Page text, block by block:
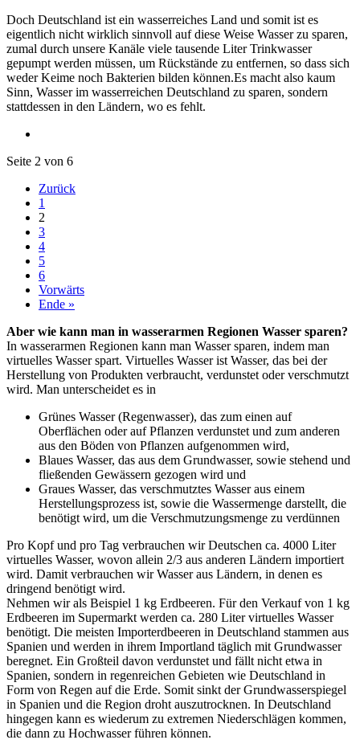
Doch Deutschland ist ein wasserreiches Land und somit ist es
eigentlich nicht wirklich sinnvoll auf diese Weise Wasser zu sparen,
zumal durch unsere Kanäle viele tausende Liter Trinkwasser
gepumpt werden müssen, um Rückstände zu entfernen, so dass sich
weder Keime noch Bakterien bilden können.Es macht also kaum
Sinn, Wasser im wasserreichen Deutschland zu sparen, sondern
stattdessen in den Ländern, wo es fehlt.
Seite 2 von 6
Zurück
1
2
3
4
5
6
Vorwärts
Ende »
Aber wie kann man in wasserarmen Regionen Wasser sparen?
In wasserarmen Regionen kann man Wasser sparen, indem man
virtuelles Wasser spart. Virtuelles Wasser ist Wasser, das bei der
Herstellung von Produkten verbraucht, verdunstet oder verschmutzt
wird. Man unterscheidet es in
Grünes Wasser (Regenwasser), das zum einen auf
Oberflächen oder auf Pflanzen verdunstet und zum anderen
aus den Böden von Pflanzen aufgenommen wird,
Blaues Wasser, das aus dem Grundwasser, sowie stehend und
fließenden Gewässern gezogen wird und
Graues Wasser, das verschmutztes Wasser aus einem
Herstellungsprozess ist, sowie die Wassermenge darstellt, die
benötigt wird, um die Verschmutzungsmenge zu verdünnen
Pro Kopf und pro Tag verbrauchen wir Deutschen ca. 4000 Liter
virtuelles Wasser, wovon allein 2/3 aus anderen Ländern importiert
wird. Damit verbrauchen wir Wasser aus Ländern, in denen es
dringend benötigt wird.
Nehmen wir als Beispiel 1 kg Erdbeeren. Für den Verkauf von 1 kg
Erdbeeren im Supermarkt werden ca. 280 Liter virtuelles Wasser
benötigt. Die meisten Importerdbeeren in Deutschland stammen aus
Spanien und werden in ihrem Importland täglich mit Grundwasser
beregnet. Ein Großteil davon verdunstet und fällt nicht etwa in
Spanien, sondern in regenreichen Gebieten wie Deutschland in
Form von Regen auf die Erde. Somit sinkt der Grundwasserspiegel
in Spanien und die Region droht auszutrocknen. In Deutschland
hingegen kann es wiederum zu extremen Niederschlägen kommen,
die dann zu Hochwasser führen können.